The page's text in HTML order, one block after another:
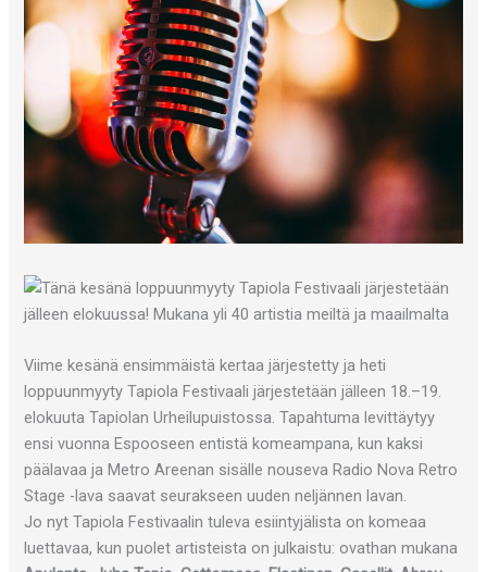
Viime kesänä ensimmäistä kertaa järjestetty ja heti
loppuunmyyty Tapiola Festivaali järjestetään jälleen 18.–19.
elokuuta Tapiolan Urheilupuistossa. Tapahtuma levittäytyy
ensi vuonna Espooseen entistä komeampana, kun kaksi
päälavaa ja Metro Areenan sisälle nouseva Radio Nova Retro
Stage -lava saavat seurakseen uuden neljännen lavan.
Jo nyt Tapiola Festivaalin tuleva esiintyjälista on komeaa
luettavaa, kun puolet artisteista on julkaistu: ovathan mukana